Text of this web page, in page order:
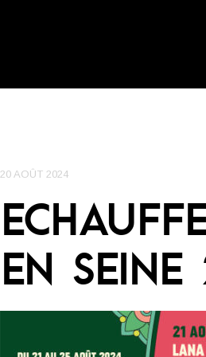
20 AOÛT 2024
EN